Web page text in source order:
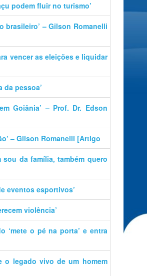
podem fluir no turismo’
brasileiro’ – Gilson Romanelli
vencer as eleições e liquidar
da pessoa’
Goiânia’ – Prof. Dr. Edson
– Gilson Romanelli [Artigo
sou da família, também quero
eventos esportivos’
violência’
‘mete o pé na porta’ e entra
o legado vivo de um homem